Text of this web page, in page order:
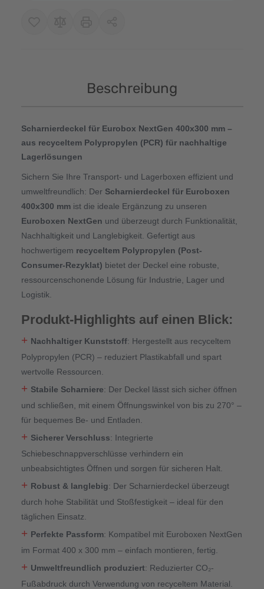
Beschreibung
Scharnierdeckel für Eurobox NextGen 400x300 mm –
aus recyceltem Polypropylen (PCR) für nachhaltige
Lagerlösungen
Sichern Sie Ihre Transport- und Lagerboxen effizient und
umweltfreundlich: Der Scharnierdeckel für Euroboxen
400x300 mmist die ideale Ergänzung zu unseren
Euroboxen NextGen und überzeugt durch Funktionalität,
Nachhaltigkeit und Langlebigkeit. Gefertigt aus
hochwertigem recyceltem Polypropylen (Post-
Consumer-Rezyklat) bietet der Deckel eine robuste,
ressourcenschonende Lösung für Industrie, Lager und
Logistik.
Produkt-Highlights auf einen Blick:
+ Nachhaltiger Kunststoff: Hergestellt aus recyceltem
Polypropylen (PCR) – reduziert Plastikabfall und spart
wertvolle Ressourcen.
+ Stabile Scharniere: Der Deckel lässt sich sicher öffnen
und schließen, mit einem Öffnungswinkel von bis zu 270° –
für bequemes Be- und Entladen.
+ Sicherer Verschluss: Integrierte
Schiebeschnappverschlüsse verhindern ein
unbeabsichtigtes Öffnen und sorgen für sicheren Halt.
+ Robust & langlebig: Der Scharnierdeckel überzeugt
durch hohe Stabilität und Stoßfestigkeit – ideal für den
täglichen Einsatz.
+ Perfekte Passform: Kompatibel mit Euroboxen NextGen
im Format 400 x 300 mm – einfach montieren, fertig.
+ Umweltfreundlich produziert: Reduzierter CO₂-
Fußabdruck durch Verwendung von recyceltem Material.